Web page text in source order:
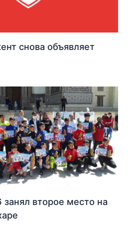
снова объявляет
занял второе место на